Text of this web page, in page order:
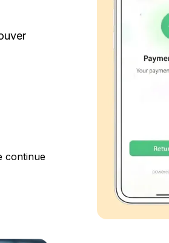
continue